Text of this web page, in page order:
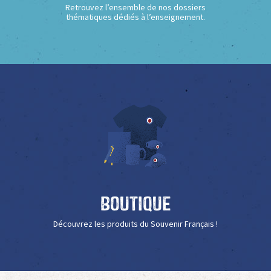
Retrouvez l’ensemble de nos dossiers
thématiques dédiés à l’enseignement.
Boutique
Découvrez les produits du Souvenir Français !